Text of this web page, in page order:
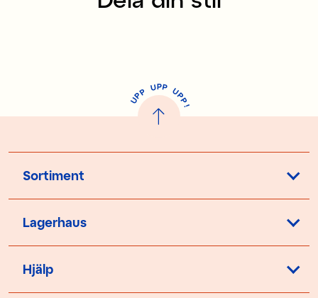
U
P
P UPP UP
P
!
Sortiment
Lagerhaus
Hjälp